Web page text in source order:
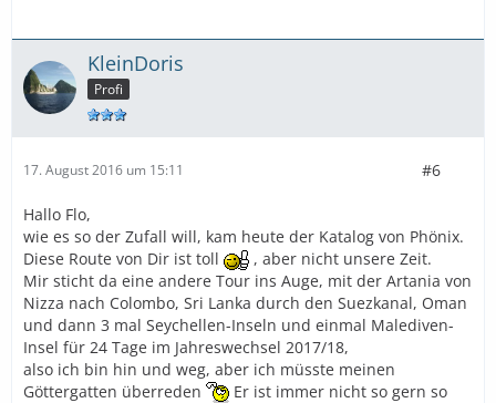
KleinDoris
Profi
17. August 2016 um 15:11 #6
Hallo Flo,
wie es so der Zufall will, kam heute der Katalog von Phönix.
Diese Route von Dir ist toll
, aber nicht unsere Zeit.
Mir sticht da eine andere Tour ins Auge, mit der Artania von
Nizza nach Colombo, Sri Lanka durch den Suezkanal, Oman
und dann 3 mal Seychellen-Inseln und einmal Malediven-
Insel für 24 Tage im Jahreswechsel 2017/18,
also ich bin hin und weg, aber ich müsste meinen
Göttergatten überreden
Er ist immer nicht so gern so